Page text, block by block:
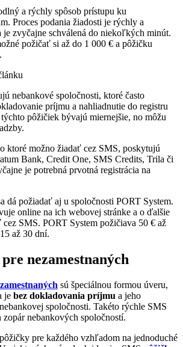
a rýchly spôsob prístupu ku
Proces podania žiadosti je rýchly a
je zvyčajne schválená do niekoľkých minút.
požičať si až do 1 000 € a pôžičku
nebankové spoločnosti, ktoré často
príjmu a nahliadnutie do registru
pôžičiek bývajú miernejšie, no môžu
ktoré možno žiadať cez SMS, poskytujú
Bank, Credit One, SMS Credits, Trila či
je potrebná prvotná registrácia na
dá požiadať aj u spoločnosti PORT System.
online na ich webovej stránke a o ďalšie
SMS. PORT System požičiava 50 € až
až 30 dní.
nezamestnaných
sú špeciálnou formou úveru,
je bez dokladovania príjmu a jeho
spoločnosti. Takéto rýchle SMS
nebankových spoločností.
pre každého vzhľadom na jednoduché